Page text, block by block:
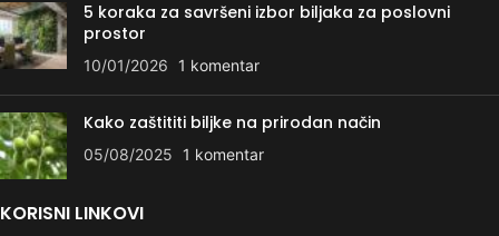
5 koraka za savršeni izbor biljaka za poslovni
prostor
10/01/2026 1 komentar
Kako zaštititi biljke na prirodan način
05/08/2025 1 komentar
KORISNI LINKOVI